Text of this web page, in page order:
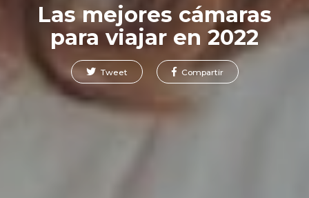
Las mejores cámaras
para viajar en 2022
Tweet Compartir